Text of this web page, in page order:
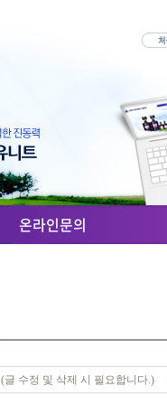
온라인문의
(글 수정 및 삭제 시 필요합니다.)